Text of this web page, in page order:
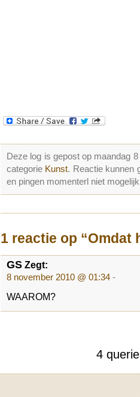
Deze log is gepost op maandag
categorie Kunst. Reactie kunnen
en pingen momenterl niet
1 reactie op “Omdat
GS Zegt:
8 november 2010 @ 01:34 -
WAAROM?
4